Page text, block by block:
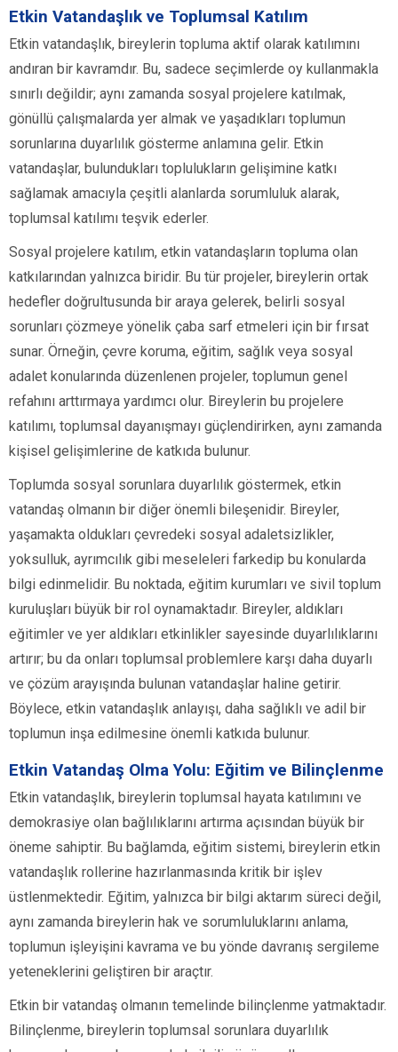
Etkin Vatandaşlık ve Toplumsal Katılım
Etkin vatandaşlık, bireylerin topluma aktif olarak katılımını
andıran bir kavramdır. Bu, sadece seçimlerde oy kullanmakla
sınırlı değildir; aynı zamanda sosyal projelere katılmak,
gönüllü çalışmalarda yer almak ve yaşadıkları toplumun
sorunlarına duyarlılık gösterme anlamına gelir. Etkin
vatandaşlar, bulundukları toplulukların gelişimine katkı
sağlamak amacıyla çeşitli alanlarda sorumluluk alarak,
toplumsal katılımı teşvik ederler.
Sosyal projelere katılım, etkin vatandaşların topluma olan
katkılarından yalnızca biridir. Bu tür projeler, bireylerin ortak
hedefler doğrultusunda bir araya gelerek, belirli sosyal
sorunları çözmeye yönelik çaba sarf etmeleri için bir fırsat
sunar. Örneğin, çevre koruma, eğitim, sağlık veya sosyal
adalet konularında düzenlenen projeler, toplumun genel
refahını arttırmaya yardımcı olur. Bireylerin bu projelere
katılımı, toplumsal dayanışmayı güçlendirirken, aynı zamanda
kişisel gelişimlerine de katkıda bulunur.
Toplumda sosyal sorunlara duyarlılık göstermek, etkin
vatandaş olmanın bir diğer önemli bileşenidir. Bireyler,
yaşamakta oldukları çevredeki sosyal adaletsizlikler,
yoksulluk, ayrımcılık gibi meseleleri farkedip bu konularda
bilgi edinmelidir. Bu noktada, eğitim kurumları ve sivil toplum
kuruluşları büyük bir rol oynamaktadır. Bireyler, aldıkları
eğitimler ve yer aldıkları etkinlikler sayesinde duyarlılıklarını
artırır; bu da onları toplumsal problemlere karşı daha duyarlı
ve çözüm arayışında bulunan vatandaşlar haline getirir.
Böylece, etkin vatandaşlık anlayışı, daha sağlıklı ve adil bir
toplumun inşa edilmesine önemli katkıda bulunur.
Etkin Vatandaş Olma Yolu: Eğitim ve Bilinçlenme
Etkin vatandaşlık, bireylerin toplumsal hayata katılımını ve
demokrasiye olan bağlılıklarını artırma açısından büyük bir
öneme sahiptir. Bu bağlamda, eğitim sistemi, bireylerin etkin
vatandaşlık rollerine hazırlanmasında kritik bir işlev
üstlenmektedir. Eğitim, yalnızca bir bilgi aktarım süreci değil,
aynı zamanda bireylerin hak ve sorumluluklarını anlama,
toplumun işleyişini kavrama ve bu yönde davranış sergileme
yeteneklerini geliştiren bir araçtır.
Etkin bir vatandaş olmanın temelinde bilinçlenme yatmaktadır.
Bilinçlenme, bireylerin toplumsal sorunlara duyarlılık